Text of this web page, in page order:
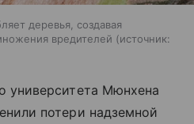
деревья, создавая
вредителей
источник:
университета Мюнхена
потери надземной